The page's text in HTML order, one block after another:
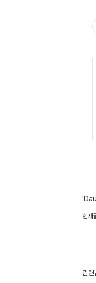
현재
관련